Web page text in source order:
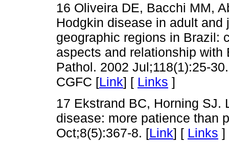
16 Oliveira DE, Bacchi MM,
Hodgkin disease in adult
geographic regions in Brazil:
aspects and relationship
Pathol. 2002 Jul;118(1):25-
CGFC [Link] [ Links ]
17 Ekstrand BC, Horning SJ.
disease: more patience than
Oct;8(5):367-8. [Link] [ Links ]